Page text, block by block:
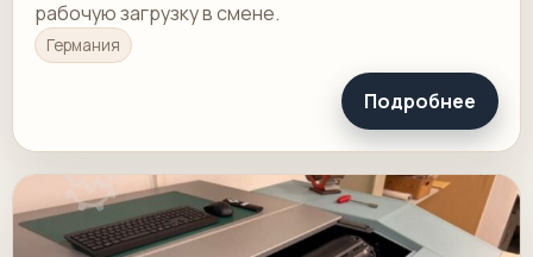
рабочую загрузку в смене.
Германия
Подробнее